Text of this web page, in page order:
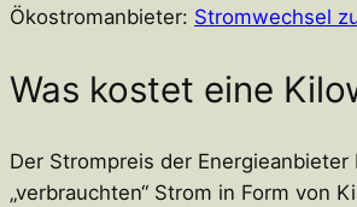
Ökostromanbieter: Stromwechsel
Was kostet eine
Der Strompreis der
„verbrauchten“ Strom in Form von